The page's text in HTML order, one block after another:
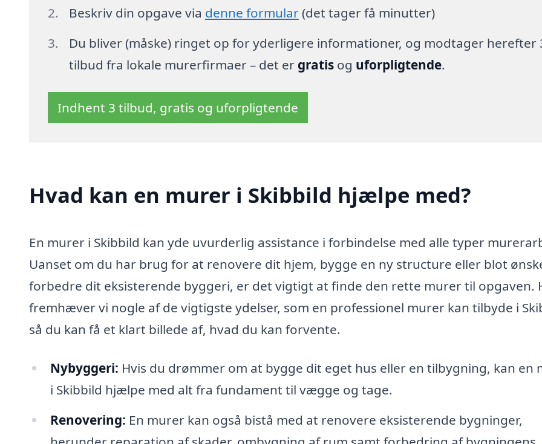
Beskriv din opgave via denne formular(det tager få minutter)
Du bliver (måske) ringet op for yderligere informationer, og modtager herefter
tilbud fra lokale murerfirmaer – det er gratisog uforpligtende.
Indhent 3 tilbud, gratis og uforpligtende
Hvad kan en murer i Skibbild hjælpe med?
En murer i Skibbild kan yde uvurderlig assistance i forbindelse med alle typer
Uanset om du har brug for at renovere dit hjem, bygge en ny structure eller blot
forbedre dit eksisterende byggeri, er det vigtigt at finde den rette murer til opgaven.
fremhæver vi nogle af de vigtigste ydelser, som en professionel murer kan tilbyde i
så du kan få et klart billede af, hvad du kan forvente.
Nybyggeri: Hvis du drømmer om at bygge dit eget hus eller en tilbygning, kan en
i Skibbild hjælpe med alt fra fundament til vægge og tage.
Renovering: En murer kan også bistå med at renovere eksisterende bygninger,